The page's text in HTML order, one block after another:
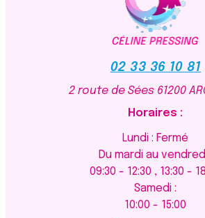
#8,608,860Papier silicone
qualité détachable
optimale qui nettoie et élimine
pellicules, les poils d'animaux
mètres, soit plus de 60 feuilles
crochet prévu pour tous les
normes européennes. Vous
commander ? facile avec notre
Pressing " Le bien être"
02 33 36 10 81
2 route de Sées 61200
Horaires :
Lundi : Fermé
Du mardi au
09:30 - 12:30 , 13:30 -
Samedi :
10:00 - 15:00